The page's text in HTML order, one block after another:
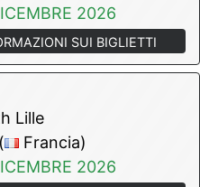
2026
SUI BIGLIETTI
Lille
Francia)
2026